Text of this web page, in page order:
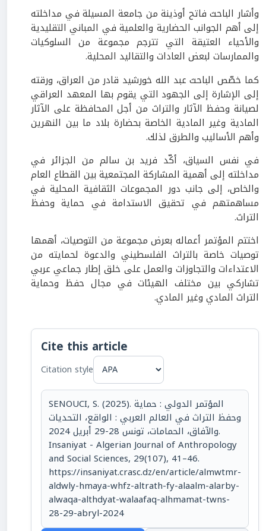
وأشار الباحث فاتح أوذينة من جامعة المسيلة في مداخلته
إلى أهم الجوانب الحضارية والعلمية في المباني التقليدية
والأحياء العتيقة التي تترجم مجموعة من السلوكيات
والممارسات لبعض العادات والتقاليد المحلية.
كما خصّص الباحث عبد الله خورشيد قادر من العراق، ورقته
إلى الإشارة إلى الجهود التي يقوم بها المعهد العراقي
لصيانة وحفظ الآثار والتراث من أجل المحافظة على الآثار
المادية وغير المادية الخاصة بحضارة بلاد ما بين النهرين
وأهم الأساليب والطرق لذلك.
في نفس السياق، أكّد فريد بن سالم من الجزائر في
مداخلته إلى أهمية المشاركة المجتمعية بين القطاع العام
والخاص، إلى جانب دور المجموعات الثقافية المحلية في
مساهمتهم في تحقيق الاستدامة في حماية وحفظ
التراث.
اختتم المؤتمر أعماله بعرض مجموعة من التوصيات، أهمها
توصيات خاصة بالتراث الفلسطيني والدعوة لحمايته من
الاعتداءات والتجاوزات والعمل على خلق إطار جماعي عربي
تشاركي بين مختلف الهيئات في مجال حفظ وحماية
التراث المادي وغير المادي.
Cite this article
Citation style
SENOUCI, S. (2025). المؤتمر الدولي : حماية
وحفظ التراث في العالم العربي : الواقع، التحديات
والآفاق، الحمامات، تونس 28-29 أبريل 2024.
Insaniyat - Algerian Journal of Anthropology
and Social Sciences, 29(107), 41–46.
https://insaniyat.crasc.dz/en/article/almwtmr-
aldwly-hmaya-whfz-altrath-fy-alaalm-alarby-
alwaqa-althdyat-walaafaq-alhmamat-twns-
28-29-abryl-2024